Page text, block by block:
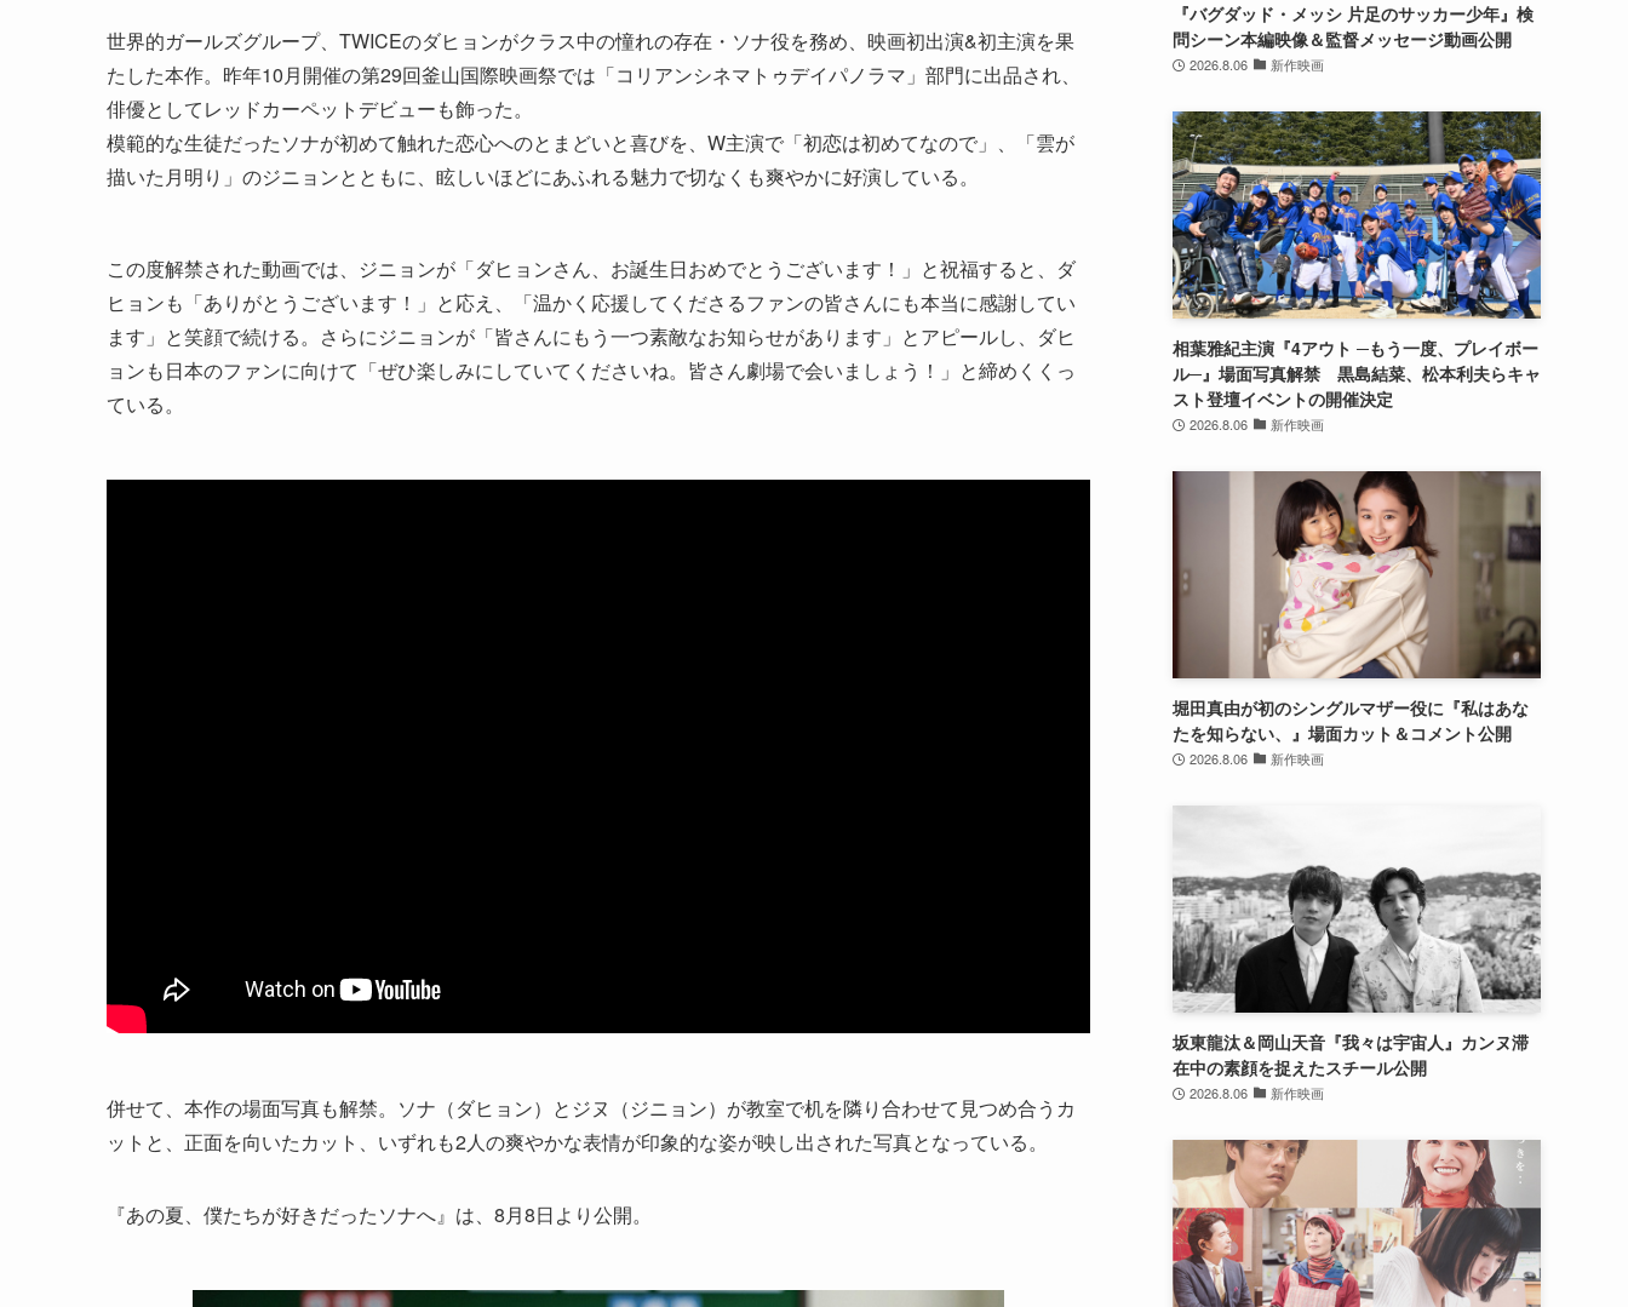
世界的ガールズグループ、TWICEのダヒョンがクラス中の憧れの存在・ソナ役を務め、映画初出演&初主演を果
たした本作。昨年10月開催の第29回釜山国際映画祭では「コリアンシネマトゥデイパノラマ」部門に出品され、
俳優としてレッドカーペットデビューも飾った。
模範的な生徒だったソナが初めて触れた恋心へのとまどいと喜びを、W主演で「初恋は初めてなので」、「雲が
描いた月明り」のジニョンとともに、眩しいほどにあふれる魅力で切なくも爽やかに好演している。
この度解禁された動画では、ジニョンが「ダヒョンさん、お誕生日おめでとうございます！」と祝福すると、ダ
ヒョンも「ありがとうございます！」と応え、「温かく応援してくださるファンの皆さんにも本当に感謝してい
ます」と笑顔で続ける。さらにジニョンが「皆さんにもう一つ素敵なお知らせがあります」とアピールし、ダヒ
ョンも日本のファンに向けて「ぜひ楽しみにしていてくださいね。皆さん劇場で会いましょう！」と締めくくっ
ている。
併せて、本作の場面写真も解禁。ソナ（ダヒョン）とジヌ（ジニョン）が教室で机を隣り合わせて見つめ合うカ
ットと、正面を向いたカット、いずれも2人の爽やかな表情が印象的な姿が映し出された写真となっている。
『あの夏、僕たちが好きだったソナへ』は、8月8日より公開。
『バグダッド・メッシ 片足のサッカー少年』検
問シーン本編映像＆監督メッセージ動画公開
2026.8.06 新作映画
相葉雅紀主演『4アウト ─もう一度、プレイボー
ル─』場面写真解禁 黒島結菜、松本利夫らキャ
スト登壇イベントの開催決定
2026.8.06 新作映画
堀田真由が初のシングルマザー役に『私はあな
たを知らない、』場面カット＆コメント公開
2026.8.06 新作映画
坂東龍汰＆岡山天音『我々は宇宙人』カンヌ滞
在中の素顔を捉えたスチール公開
2026.8.06 新作映画